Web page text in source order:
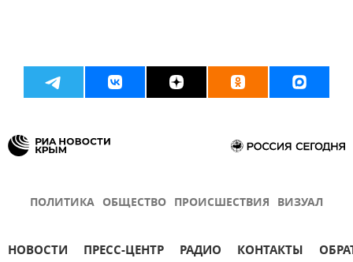
ПОЛИТИКА ОБЩЕСТВО ПРОИСШЕСТВИЯ ВИЗУАЛ
НОВОСТИ ПРЕСС-ЦЕНТР РАДИО КОНТАКТЫ